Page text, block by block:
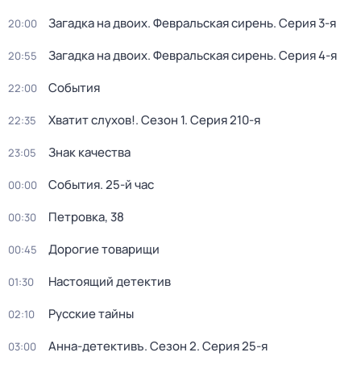
20:00 Загадка на двоих. Февральская сирень. Серия 3-я
20:55 Загадка на двоих. Февральская сирень. Серия 4-я
22:00 События
22:35 Хватит слухов!. Сезон 1. Серия 210-я
23:05 Знак качества
00:00 События. 25-й час
00:30 Петровка, 38
00:45 Дорогие товарищи
01:30 Настоящий детектив
02:10 Русские тайны
03:00 Анна-детективъ. Сезон 2. Серия 25-я